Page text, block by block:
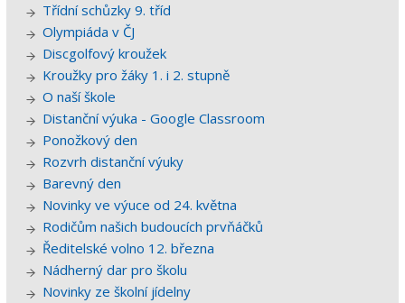
Třídní schůzky 9. tříd
Olympiáda v ČJ
Discgolfový kroužek
Kroužky pro žáky 1. i 2. stupně
O naší škole
Distanční výuka - Google Classroom
Ponožkový den
Rozvrh distanční výuky
Barevný den
Novinky ve výuce od 24. května
Rodičům našich budoucích prvňáčků
Ředitelské volno 12. března
Nádherný dar pro školu
Novinky ze školní jídelny